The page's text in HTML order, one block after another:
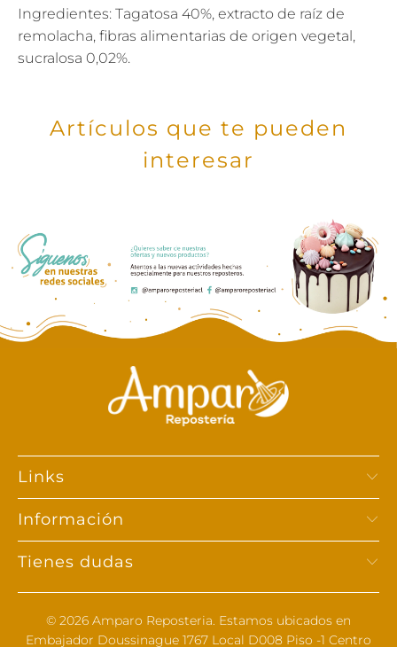
Ingredientes: Tagatosa 40%, extracto de raíz de
remolacha, fibras alimentarias de origen vegetal,
sucralosa 0,02%.
Artículos que te pueden
interesar
Links
Información
Tienes dudas
© 2026 Amparo Reposteria. Estamos ubicados en
Embajador Doussinague 1767 Local D008 Piso -1 Centro